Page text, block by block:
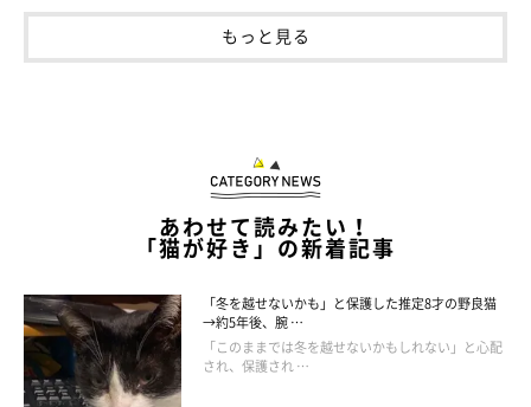
肝っ玉母さん目指します！
もっと見る
あわせて読みたい！
「猫が好き」の新着記事
「冬を越せないかも」と保護した推定8才の野良猫
→約5年後、腕 …
「このままでは冬を越せないかもしれない」と心配
され、保護され …